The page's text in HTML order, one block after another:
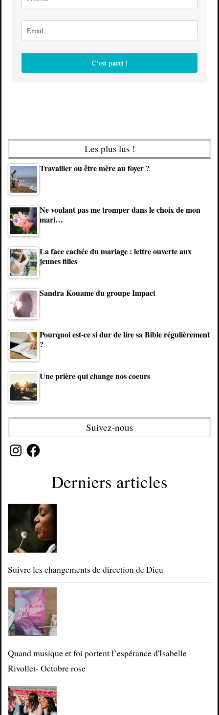
C’est parti !
Les plus lus !
Travailler ou être mère au foyer ?
Ne voulant pas me tromper dans le choix de mon
mari…
La face cachée du mariage : lettre ouverte aux
jeunes filles
Sandra Kouame du groupe Impact
Pourquoi est-ce si dur de lire sa Bible régulièrement
?
Une prière qui change nos coeurs
Suivez-nous
InstagramFacebook
Derniers articles
Suivre les changements de direction de Dieu
Quand musique et foi portent l’espérance d'Isabelle
Rivollet- Octobre rose